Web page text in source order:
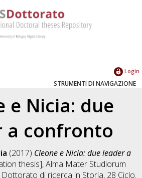
Login
STRUMENTI DI NAVIGAZIONE
e Nicia: due
a confronto
(2017) Cleone e Nicia: due leader a
thesis], Alma Mater Studiorum
di ricerca in Storia, 28 Ciclo.